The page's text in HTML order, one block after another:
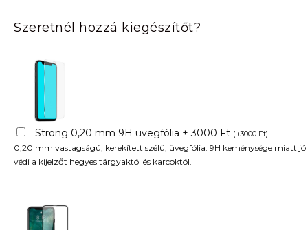
was:
5990 Ft.
is:
4490 Ft.
Szeretnél hozzá kiegészítőt?
Strong 0,20 mm 9H üvegfólia + 3000 Ft (+3000 Ft)
0,20 mm vastagságú, kerekített szélű, üvegfólia. 9H keménysége miatt jól
védi a kijelzőt hegyes tárgyaktól és karcoktól.